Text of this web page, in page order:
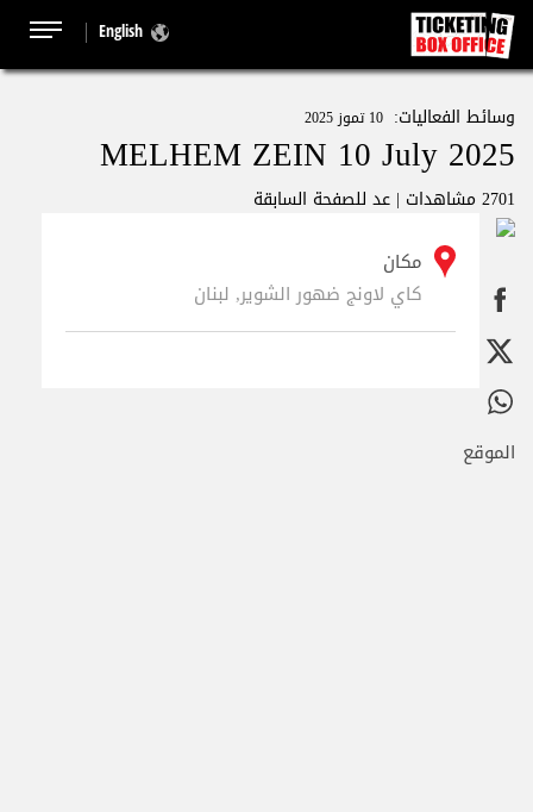
English
وسائط الفعاليات:
MELHEM ZEIN 10 July 2025
2701 مشاهدات | عد للصفحة السابقة
مكان
كاي لاونج ضهور الشوير, لبنان
الموقع